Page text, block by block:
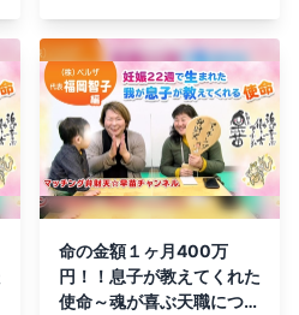
命の金額１ヶ月400万
円！！息子が教えてくれた
使命～魂が喜ぶ天職につい